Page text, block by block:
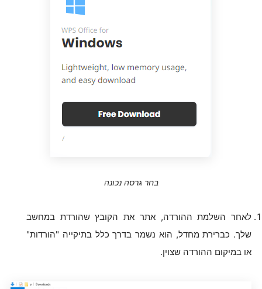
בחר גרסה נכונה
לאחר השלמת ההורדה, אתר את הקובץ שהורדת במחשב
שלך. כברירת מחדל, הוא נשמר בדרך כלל בתיקייה "הורדות"
או במיקום ההורדה שצוין.